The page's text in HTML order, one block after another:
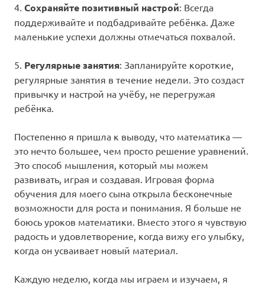
4. Сохраняйте позитивный настрой: Всегда
поддерживайте и подбадривайте ребёнка. Даже
маленькие успехи должны отмечаться похвалой.
5. Регулярные занятия: Запланируйте короткие,
регулярные занятия в течение недели. Это создаст
привычку и настрой на учёбу, не перегружая
ребёнка.
Постепенно я пришла к выводу, что математика —
это нечто большее, чем просто решение уравнений.
Это способ мышления, который мы можем
развивать, играя и создавая. Игровая форма
обучения для моего сына открыла бесконечные
возможности для роста и понимания. Я больше не
боюсь уроков математики. Вместо этого я чувствую
радость и удовлетворение, когда вижу его улыбку,
когда он усваивает новый материал.
Каждую неделю, когда мы играем и изучаем, я